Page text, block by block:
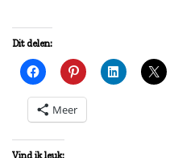
Dit delen:
Meer